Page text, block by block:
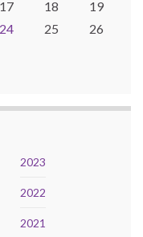
17 18
19
24 25
26
2023
2022
2021